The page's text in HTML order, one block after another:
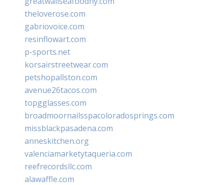
theloverose.com
gabriovoice.com
resinflowart.com
p-sports.net
korsairstreetwear.com
petshopallston.com
avenue26tacos.com
topgglasses.com
broadmoornailsspacoloradosprings.com
missblackpasadena.com
anneskitchen.org
valenciamarketytaqueria.com
reefrecordsllc.com
alawaffle.com